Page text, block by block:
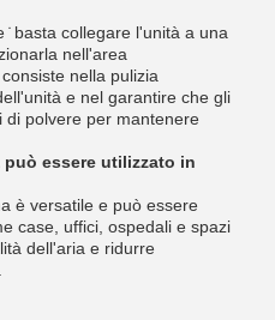
basta collegare l'unità a una
nell'area
nella pulizia
e nel garantire che gli
di polvere per mantenere
può essere utilizzato in
è versatile e può essere
case, uffici, ospedali e spazi
dell'aria e ridurre